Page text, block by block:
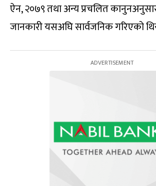
ऐन, २०७९ तथा अन्य प्रचलित
जानकारी यसअघि सार्वजनिक गरिएको